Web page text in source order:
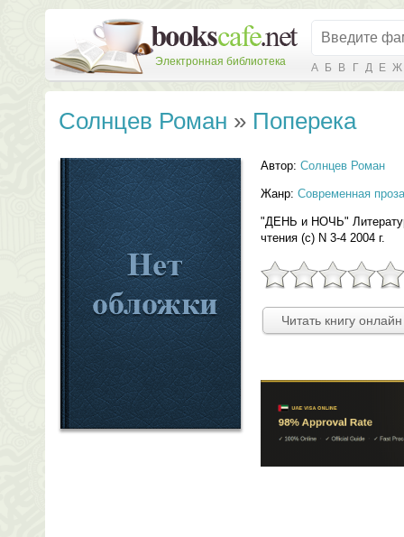
Электронная библиотека А Б В Г Д Е Ж
Солнцев Роман » Поперека
Автор: Солнцев Роман
Жанр: Современная проза
"ДЕНЬ и НОЧЬ"
чтения (c) N 3-4 2004 г.
Читать книгу